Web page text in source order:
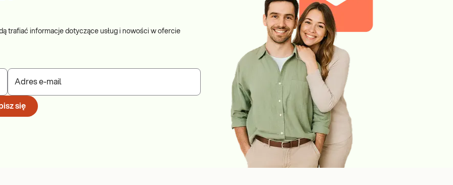
trafiać informacje dotyczące usług i nowości w ofercie
Adres e-mail
się